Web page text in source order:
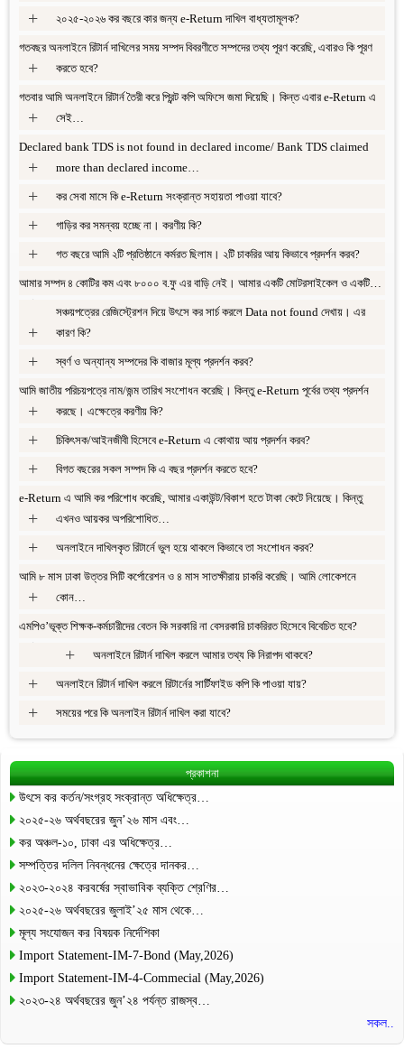
২০২৫-২০২৬ কর বছরে কার জন্য e-Return দাখিল বাধ্যতামূলক?
+
গতবছর অনলাইনে রিটার্ন দাখিলের সময় সম্পদ বিবরণীতে সম্পদের তথ্য পূরণ করেছি, এবারও কি পূরণ
করতে হবে?
+
গতবার আমি অনলাইনে রিটার্ন তৈরী করে প্রিন্ট কপি অফিসে জমা দিয়েছি। কিন্ত এবার e-Return এ
সেই…
+
Declared bank TDS is not found in declared income/ Bank TDS claimed
more than declared income…
+
কর সেবা মাসে কি e-Return সংক্রান্ত সহায়তা পাওয়া যাবে?
+
গাড়ির কর সমন্বয় হচ্ছে না। করণীয় কি?
+
গত বছরে আমি ২টি প্রতিষ্ঠানে কর্মরত ছিলাম। ২টি চাকরির আয় কিভাবে প্রদর্শন করব?
+
আমার সম্পদ ৪ কোটির কম এবং ৮০০০ ব.ফু এর বাড়ি নেই। আমার একটি মোটরসাইকেল ও একটি…
+
সঞ্চয়পত্রের রেজিস্ট্রেশন দিয়ে উৎসে কর সার্চ করলে Data not found দেখায়। এর
কারণ কি?
+
স্বর্ণ ও অন্যান্য সম্পদের কি বাজার মূল্য প্রদর্শন করব?
+
আমি জাতীয় পরিচয়পত্রে নাম/জন্ম তারিখ সংশোধন করেছি। কিন্তু e-Return পূর্বের তথ্য প্রদর্শন
করছে। এক্ষেত্রে করণীয় কি?
+
চিকিৎসক/আইনজীবী হিসেবে e-Return এ কোথায় আয় প্রদর্শন করব?
+
বিগত বছরের সকল সম্পদ কি এ বছর প্রদর্শন করতে হবে?
+
e-Return এ আমি কর পরিশোধ করেছি, আমার একাউন্ট/বিকাশ হতে টাকা কেটে নিয়েছে। কিন্তু
এখনও আয়কর অপরিশোধিত…
+
অনলাইনে দাখিলকৃত রিটার্নে ভুল হয়ে থাকলে কিভাবে তা সংশোধন করব?
+
আমি ৮ মাস ঢাকা উত্তর সিটি কর্পোরেশন ও ৪ মাস সাতক্ষীরায় চাকরি করেছি। আমি লোকেশনে
কোন…
+
এমপিও’ভূক্ত শিক্ষক-কর্মচারীদের বেতন কি সরকারি না বেসরকারি চাকরিরত হিসেবে বিবেচিত হবে?
+ অনলাইনে রিটার্ন দাখিল করলে আমার তথ্য কি নিরাপদ থাকবে?
+
অনলাইনে রিটার্ন দাখিল করলে রিটার্নের সার্টিফাইড কপি কি পাওয়া যায়?
+
সময়ের পরে কি অনলাইন রিটার্ন দাখিল করা যাবে?
+
প্রকাশনা
উৎসে কর কর্তন/সংগ্রহ সংক্রান্ত অধিক্ষেত্র…
২০২৫-২৬ অর্থবছরের জুন’২৬ মাস এবং…
কর অঞ্চল-১০, ঢাকা এর অধিক্ষেত্র…
সম্পত্তির দলিল নিবন্ধনের ক্ষেত্রে দানকর…
২০২৩-২০২৪ করবর্ষের স্বাভাবিক ব্যক্তি শ্রেণির…
২০২৫-২৬ অর্থবছরের জুলাই’২৫ মাস থেকে…
মূল্য সংযোজন কর বিষয়ক নির্দেশিকা
Import Statement-IM-7-Bond (May,2026)
Import Statement-IM-4-Commecial (May,2026)
২০২৩-২৪ অর্থবছরের জুন’২৪ পর্যন্ত রাজস্ব…
সকল..